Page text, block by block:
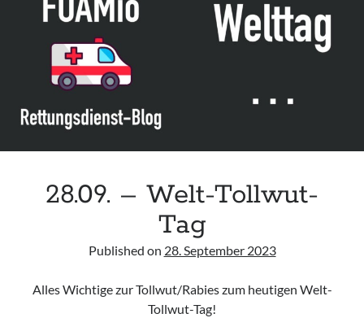
205-
016
–
Stützpunkt
28.09. – Welt-Tollwut-
Tag
Published on 28. September 2023
Alles Wichtige zur Tollwut/Rabies zum heutigen Welt-
Tollwut-Tag!